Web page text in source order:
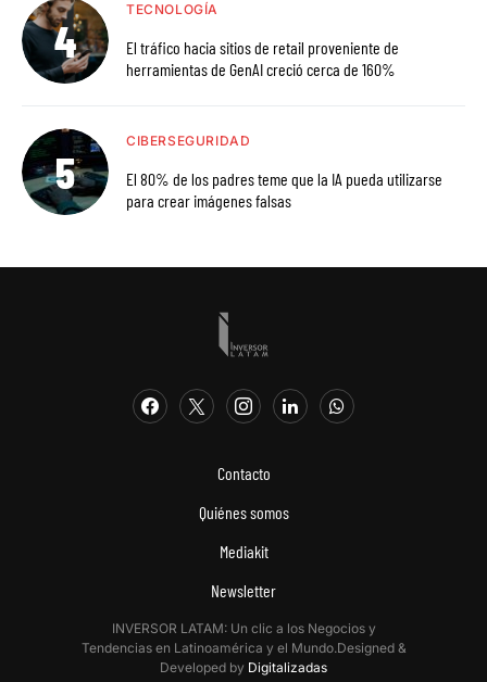
TECNOLOGÍA
El tráfico hacia sitios de retail proveniente de
herramientas de GenAI creció cerca de 160%
CIBERSEGURIDAD
El 80% de los padres teme que la IA pueda utilizarse
para crear imágenes falsas
Contacto
Quiénes somos
Mediakit
Newsletter
INVERSOR LATAM: Un clic a los Negocios y
Tendencias en Latinoamérica y el Mundo.Designed &
Developed by Digitalizadas